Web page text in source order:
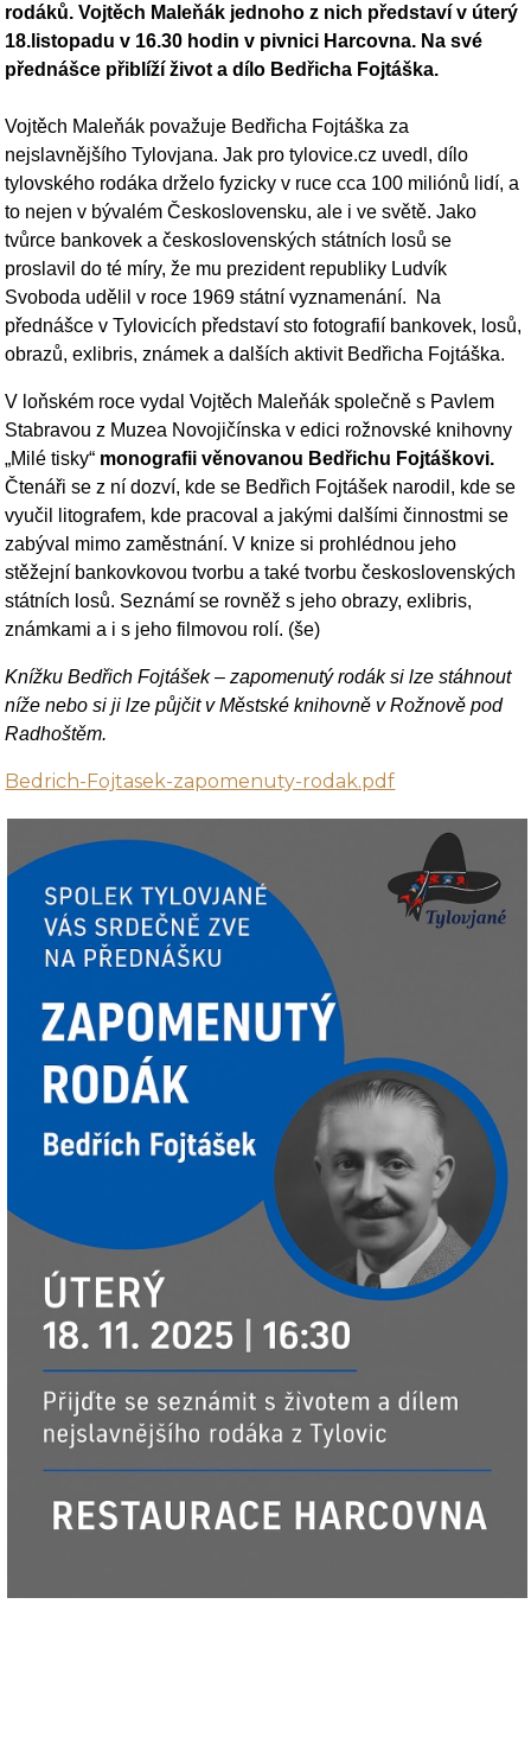
rodáků. Vojtěch Maleňák jednoho z nich představí v úterý
18.listopadu v 16.30 hodin v pivnici Harcovna. Na své
přednášce přiblíží život a dílo Bedřicha Fojtáška.
Vojtěch Maleňák považuje Bedřicha Fojtáška za
nejslavnějšího Tylovjana. Jak pro tylovice.cz uvedl,dílo
tylovského rodáka drželo fyzicky v ruce cca 100 miliónů lidí, a
to nejen v bývalém Československu, ale i ve světě. Jako
tvůrce bankovek a československých státních losů se
proslavil do té míry, že mu prezident republiky Ludvík
Svoboda udělil v roce 1969 státní vyznamenání. Na
přednášce v Tylovicích představí sto fotografií bankovek, losů,
obrazů, exlibris, známek a dalších aktivit Bedřicha Fojtáška.
V loňském roce vydal Vojtěch Maleňák společně s Pavlem
Stabravou z Muzea Novojičínska v edici rožnovské knihovny
„Milé tisky“ monografii věnovanou Bedřichu Fojtáškovi.
Čtenáři se z ní dozví, kde se Bedřich Fojtášek narodil, kde se
vyučil litografem, kde pracoval a jakými dalšími činnostmi se
zabýval mimo zaměstnání. V knize si prohlédnou jeho
stěžejní bankovkovou tvorbu a také tvorbu československých
státních losů. Seznámí se rovněž s jeho obrazy, exlibris,
známkami a i s jeho filmovou rolí. (še)
Knížku Bedřich Fojtášek – zapomenutý rodák si lze stáhnout
níženebo si ji lze půjčitv Městské knihovně v Rožnově pod
Radhoštěm.
Bedrich-Fojtasek-zapomenuty-rodak.pdf